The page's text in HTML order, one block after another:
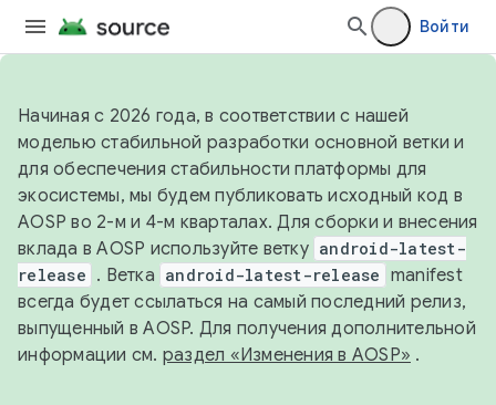
Войти
Начиная с 2026 года, в соответствии с нашей
моделью стабильной разработки основной ветки и
для обеспечения стабильности платформы для
экосистемы, мы будем публиковать исходный код в
AOSP во 2-м и 4-м кварталах. Для сборки и внесения
вклада в AOSP используйте ветку android-latest-
release . Ветка android-latest-release manifest
всегда будет ссылаться на самый последний релиз,
выпущенный в AOSP. Для получения дополнительной
информации см. раздел «Изменения в AOSP» .